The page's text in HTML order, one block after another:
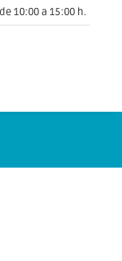
10:00 a 15:00 h.